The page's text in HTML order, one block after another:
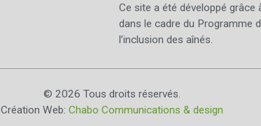
Ce site a été développé grâce
dans le cadre du Programme
l’inclusion des aînés.
© 2026 Tous droits réservés.
Création Web: Chabo Communications & design